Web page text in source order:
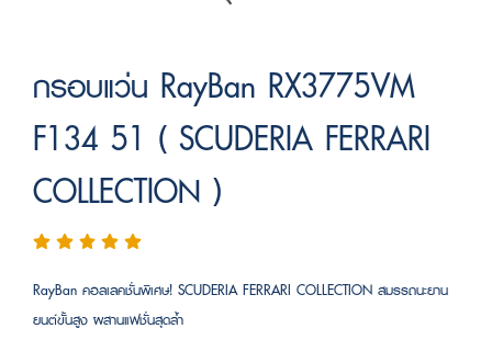
กรอบแว่น RayBan RX3775VM
F134 51 ( SCUDERIA FERRARI
COLLECTION )
RayBan คอลเลคชั่นพิเศษ! SCUDERIA FERRARI COLLECTION สมรรถนะยาน
ยนต์ขั้นสูง ผสานแฟชั่นสุดล้ำ